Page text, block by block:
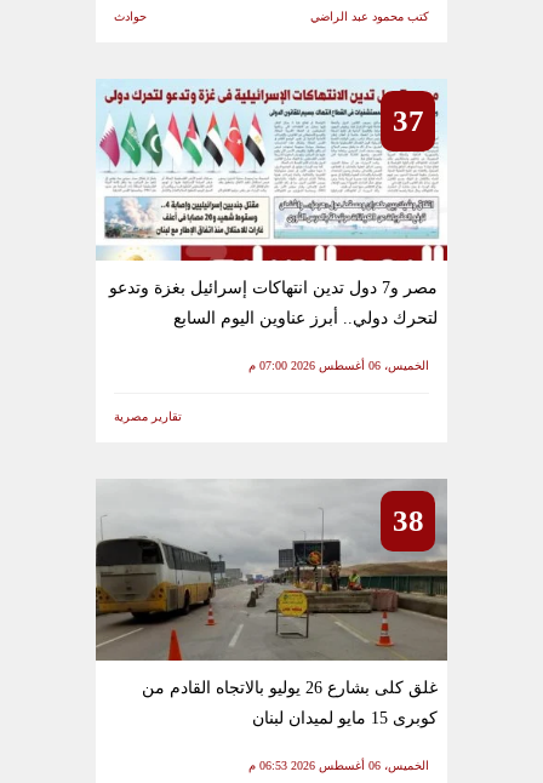
كتب محمود عبد الراضي حوادث
37
مصر و7 دول تدين انتهاكات إسرائيل بغزة وتدعو
لتحرك دولي.. أبرز عناوين اليوم السابع
الخميس، 06 أغسطس 2026 07:00 م
تقارير مصرية
38
غلق كلى بشارع 26 يوليو بالاتجاه القادم من
كوبرى 15 مايو لميدان لبنان
الخميس، 06 أغسطس 2026 06:53 م